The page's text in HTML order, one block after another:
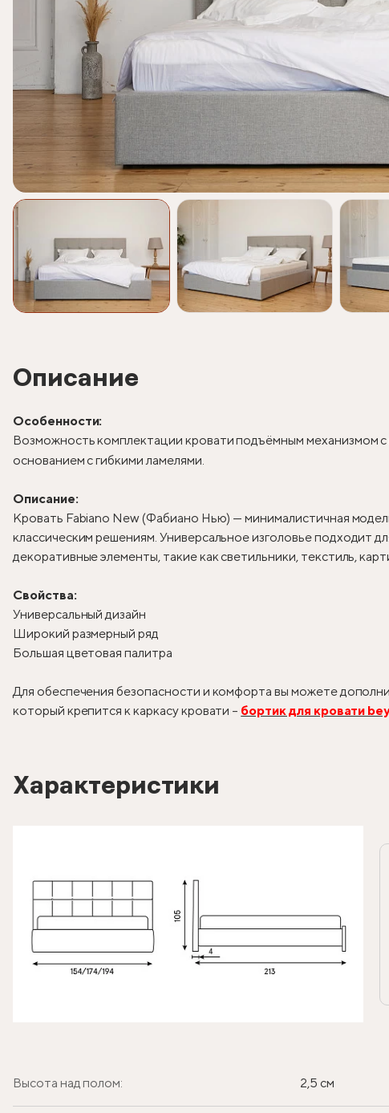
Описание
Особенности:
Возможность комплектации кровати подъёмным механизмом
основанием с гибкими ламелями.
Описание:
Кровать Fabiano New (Фабиано Нью) — минималистичная
классическим решениям. Универсальное изголовье подходит
декоративные элементы, такие как светильники, текстиль,
Свойства:
Универсальный дизайн
Широкий размерный ряд
Большая цветовая палитра
Для обеспечения безопасности и комфорта вы можете
который крепится к каркасу кровати – бортик для кровати
Характеристики
Высота над полом: 2,5 см